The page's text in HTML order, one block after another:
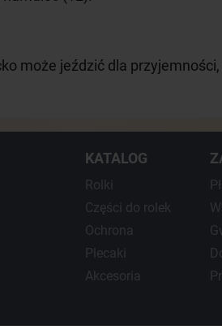
może jeździć dla
KATALOG
Rolki
Сzęści do rolek
Ochrona
Plecaki
Akcesoria